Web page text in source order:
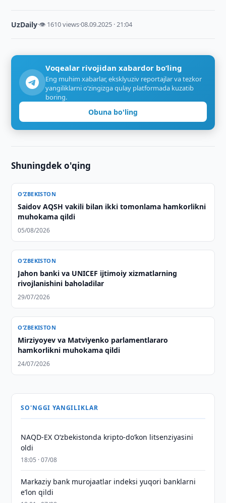
UzDaily·👁 1610 views·08.09.2025 · 21:04
Voqealar rivojidan xabardor bo‘ling
Eng muhim xabarlar, eksklyuziv reportajlar va tezkor
yangiliklarni o‘zingizga qulay platformada kuzatib
boring.
Obuna bo'ling
Shuningdek o'qing
O‘ZBEKISTON
Saidov AQSH vakili bilan ikki tomonlama hamkorlikni
muhokama qildi
05/08/2026
O‘ZBEKISTON
Jahon banki va UNICEF ijtimoiy xizmatlarning
rivojlanishini baholadilar
29/07/2026
O‘ZBEKISTON
Mirziyoyev va Matviyenko parlamentlararo
hamkorlikni muhokama qildi
24/07/2026
SO'NGGI YANGILIKLAR
NAQD-EX O‘zbekistonda kripto-do‘kon litsenziyasini
oldi
18:05 · 07/08
Markaziy bank murojaatlar indeksi yuqori banklarni
eʼlon qildi